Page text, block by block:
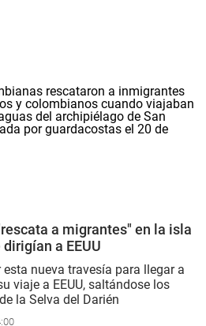
a migrantes" en la isla
a EEUU
nueva travesía para llegar a
viaje a EEUU, saltándose los
la Selva del Darién